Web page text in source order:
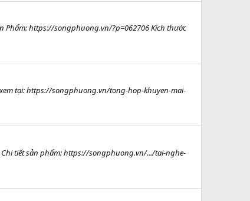
Phẩm: https://songphuong.vn/?p=062706 Kích thước
xem tại: https://songphuong.vn/tong-hop-khuyen-mai-
Chi tiết sản phẩm: https://songphuong.vn/.../tai-nghe-